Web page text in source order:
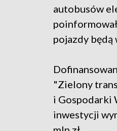
autobusów
pojazdy
"Zielony
i Gospodarki
inwestycji